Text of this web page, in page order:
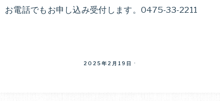
お電話でもお申し込み受付します。0475-33-2211
2025年2月19日 ·